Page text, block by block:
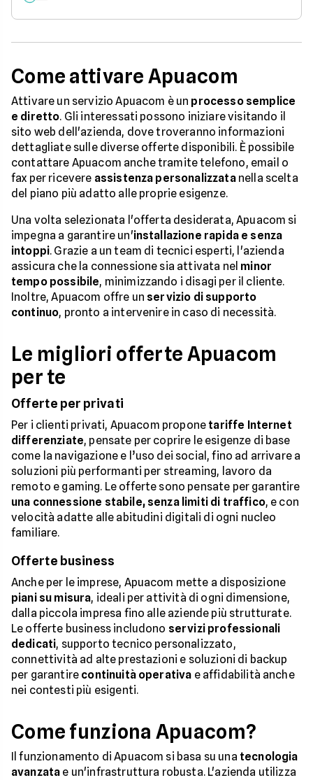
Come attivare Apuacom
Attivare un servizio Apuacom è un processo semplice
e diretto. Gli interessati possono iniziare visitando il
sito web dell'azienda, dove troveranno informazioni
dettagliate sulle diverse offerte disponibili. È possibile
contattare Apuacom anche tramite telefono, email o
fax per ricevere assistenza personalizzatanella scelta
del piano più adatto alle proprie esigenze.
Una volta selezionata l'offerta desiderata, Apuacom si
impegna a garantire un'installazione rapida e senza
intoppi. Grazie a un team di tecnici esperti, l'azienda
assicura che la connessione sia attivata nel minor
tempo possibile, minimizzando i disagi per il cliente.
Inoltre, Apuacom offre un servizio di supporto
continuo, pronto a intervenire in caso di necessità.
Le migliori offerte Apuacom
per te
Offerte per privati
Per i clienti privati, Apuacom propone tariffe Internet
differenziate, pensate per coprire le esigenze di base
come la navigazione e l’uso dei social, fino ad arrivare a
soluzioni più performanti per streaming, lavoro da
remoto e gaming. Le offerte sono pensate per garantire
una connessione stabile, senza limiti di traffico, e con
velocità adatte alle abitudini digitali di ogni nucleo
familiare.
Offerte business
Anche per le imprese, Apuacom mette a disposizione
piani su misura, ideali per attività di ogni dimensione,
dalla piccola impresa fino alle aziende più strutturate.
Le offerte business includono servizi professionali
dedicati, supporto tecnico personalizzato,
connettività ad alte prestazioni e soluzioni di backup
per garantire continuità operativa e affidabilità anche
nei contesti più esigenti.
Come funziona Apuacom?
Il funzionamento di Apuacom si basa su una tecnologia
avanzata e un'infrastruttura robusta. L'azienda utilizza